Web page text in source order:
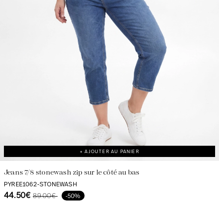
+ AJOUTER AU PANIER
Jeans 7/8 stonewash zip sur le côté au bas
PYREE1062-STONEWASH
44.50€ 89.00€ -50%